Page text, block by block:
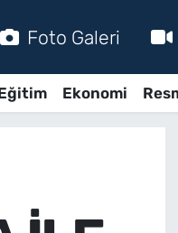
Foto Galeri
Ekonomi